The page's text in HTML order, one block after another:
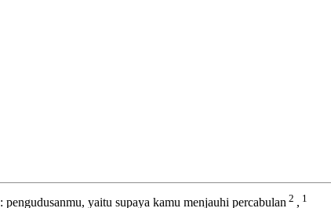
: pengudusanmu, yaitu supaya kamu menjauhi percabulan 2 , 1